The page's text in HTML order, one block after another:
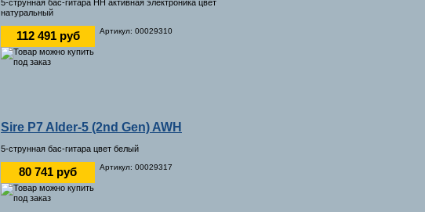
5-струнная бас-гитара HH активная электроника цвет
натуральный
112 491 руб Артикул: 00029310
Sire P7 Alder-5 (2nd Gen) AWH
5-струнная бас-гитара цвет белый
80 741 руб Артикул: 00029317